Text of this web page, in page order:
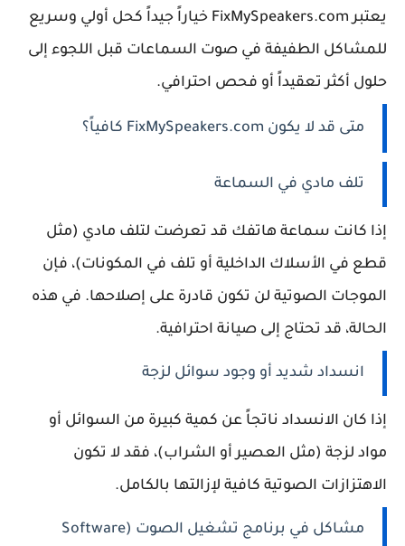
يعتبر FixMySpeakers.com خياراً جيداً كحل أولي وسريع
للمشاكل الطفيفة في صوت السماعات قبل اللجوء إلى
حلول أكثر تعقيداً أو فحص احترافي.
متى قد لا يكون FixMySpeakers.com كافياً؟
تلف مادي في السماعة
إذا كانت سماعة هاتفك قد تعرضت لتلف مادي (مثل
قطع في الأسلاك الداخلية أو تلف في المكونات)، فإن
الموجات الصوتية لن تكون قادرة على إصلاحها. في هذه
الحالة، قد تحتاج إلى صيانة احترافية.
انسداد شديد أو وجود سوائل لزجة
إذا كان الانسداد ناتجاً عن كمية كبيرة من السوائل أو
مواد لزجة (مثل العصير أو الشراب)، فقد لا تكون
الاهتزازات الصوتية كافية لإزالتها بالكامل.
مشاكل في برنامج تشغيل الصوت (Software